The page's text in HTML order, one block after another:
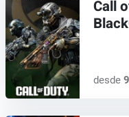
Call
desde